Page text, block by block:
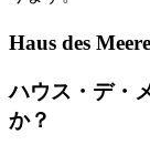
Haus des
ハウス・デ・
か？